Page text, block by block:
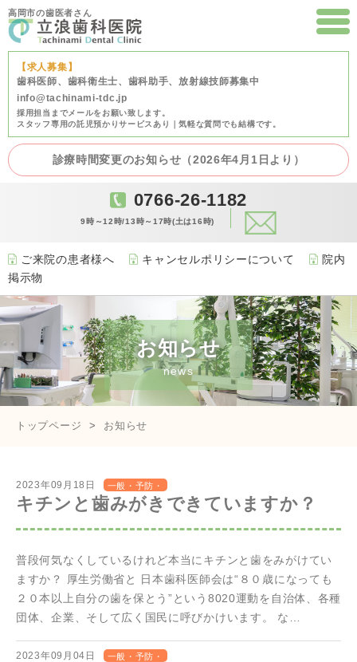
高岡市の歯医者さん
【求人募集】
歯科医師、歯科衛生士、歯科助手、放射線技師募集中
info@tachinami-tdc.jp
採用担当までメールをお願い致します。
スタッフ専用の託児預かりサービスあり｜気軽な質問でも結構です。
診療時間変更のお知らせ（2026年4月1日より）
0766-26-1182
9時～12時/13時～17時(土は16時)
ご来院の患者様へ キャンセルポリシーについて
院内
掲示物
お知らせ
news
トップページ お知らせ
2023年09月18日
一般・予防・
歯周
キチンと歯みがきできていますか？
普段何気なくしているけれど本当にキチンと歯をみがけてい
ますか？ 厚生労働省と 日本歯科医師会は“８０歳になっても
２０本以上自分の歯を保とう”という8020運動を自治体、各種
団体、企業、そして広く国民に呼びかけいます。 な…
2023年09月04日
一般・予防・